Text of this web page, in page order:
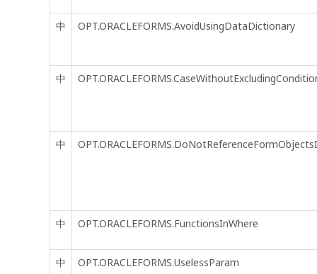
中 OPT.ORACLEFORMS.AvoidUsingDataDictionary
中
中
中 OPT.ORACLEFORMS.FunctionsInWhere
中 OPT.ORACLEFORMS.UselessParam